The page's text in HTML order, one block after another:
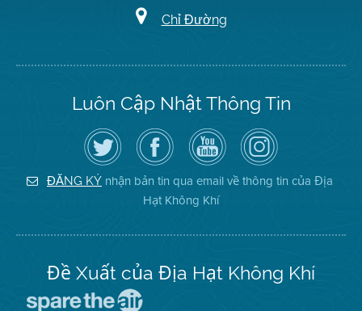
Chỉ Đường
Luôn Cập Nhật Thông Tin
Hãy
theo
dõi
Địa
Hạt
Không
Truy
cập
Trang
Facebook
của
Địa
Hạt
Kênh
YouTube
của
Địa
Hạt
Không
Khí
Air
District
on
Instagram
ĐĂNG KÝ nhận bản tin qua email về thông tin của Địa
Hạt Không Khí
Đề Xuất của Địa Hạt Không Khí